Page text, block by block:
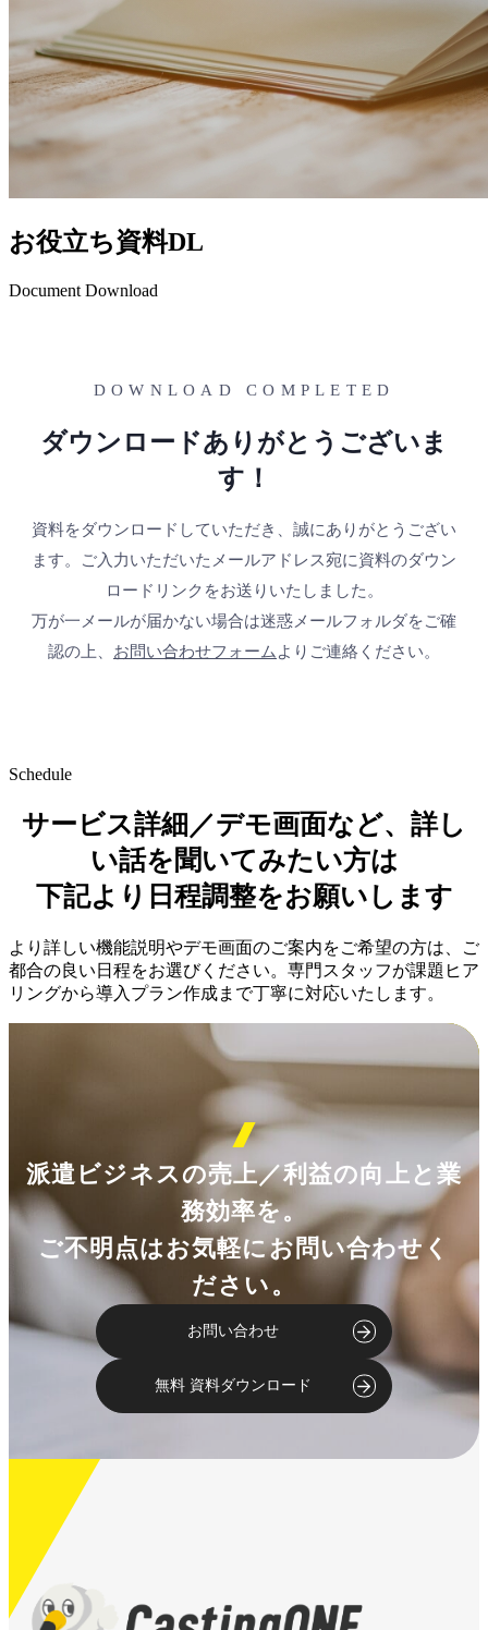
お役立ち資料DL
Document Download
DOWNLOAD COMPLETED
ダウンロードありがとうございま
す！
資料をダウンロードしていただき、誠にありがとうござい
ます。ご入力いただいたメールアドレス宛に資料のダウン
ロードリンクをお送りいたしました。
万が一メールが届かない場合は迷惑メールフォルダをご確
認の上、 お問い合わせフォーム よりご連絡ください。
Schedule
サービス詳細／デモ画面など、詳し
い話を聞いてみたい方は
下記より日程調整をお願いします
より詳しい機能説明やデモ画面のご案内をご希望の方は、ご
都合の良い日程をお選びください。専門スタッフが課題ヒア
リングから導入プラン作成まで丁寧に対応いたします。
派遣ビジネスの売上／利益の向上と業
務効率を。
ご不明点はお気軽にお問い合わせく
ださい。
お問い合わせ
無料 資料ダウンロード